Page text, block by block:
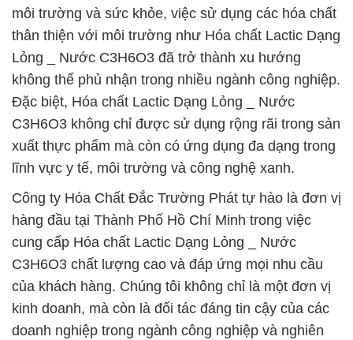
môi trường và sức khỏe, việc sử dụng các hóa chất
thân thiện với môi trường như Hóa chất Lactic Dạng
Lỏng _ Nước C3H6O3 đã trở thành xu hướng
không thể phủ nhận trong nhiều ngành công nghiệp.
Đặc biệt, Hóa chất Lactic Dạng Lỏng _ Nước
C3H6O3 không chỉ được sử dụng rộng rãi trong sản
xuất thực phẩm mà còn có ứng dụng đa dạng trong
lĩnh vực y tế, môi trường và công nghệ xanh.
Công ty Hóa Chất Đắc Trường Phát tự hào là đơn vị
hàng đầu tại Thành Phố Hồ Chí Minh trong việc
cung cấp Hóa chất Lactic Dạng Lỏng _ Nước
C3H6O3 chất lượng cao và đáp ứng mọi nhu cầu
của khách hàng. Chúng tôi không chỉ là một đơn vị
kinh doanh, mà còn là đối tác đáng tin cậy của các
doanh nghiệp trong ngành công nghiệp và nghiên